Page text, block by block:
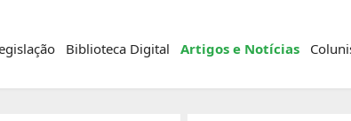
Biblioteca Digital Artigos e Notícias